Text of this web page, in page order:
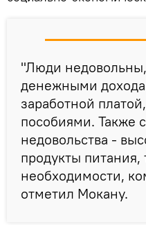
"Люди
денежными
заработной
пособиями. Также
недовольства -
продукты питания,
необходимости,
отметил Мокану.